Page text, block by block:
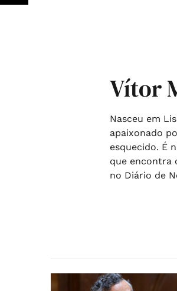
Vítor
Nasceu em
apaixonado
esquecido. É
que encontra
no Diário de